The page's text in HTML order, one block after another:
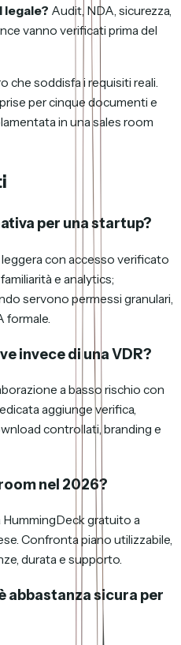
legale? Audit, NDA, sicurezza,
vanno verificati prima del
soddisfa i requisiti reali.
per cinque documenti e
in una sales room
per una startup?
con accesso verificato
e analytics;
servono permessi granulari,
formale.
invece di una VDR?
a basso rischio con
aggiunge verifica,
controllati, branding e
nel 2026?
gratuito a
Confronta piano utilizzabile,
durata e supporto.
abbastanza sicura per